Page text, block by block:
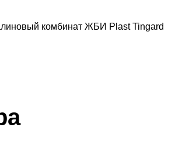
комбинат ЖБИ Plast Tingard